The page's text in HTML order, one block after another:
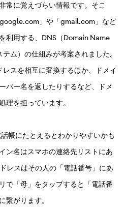
常に覚えづらい情報です。そこ
」や「gmail.com」など
利用する、DNS（Domain Name
ム）の仕組みが考案されました。
レスを相互に変換するほか、ドメイ
バー名を返したりするなど、ドメ
理を担っています。
帳にたとえるとわかりやすいかも
ン名はスマホの連絡先リストにあ
レスはその人の「電話番号」にあ
で「母」をタップすると「電話番
繋がります。